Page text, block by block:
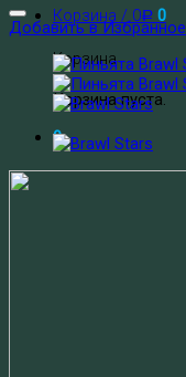
Корзина /0Р 0
Корзина
Корзина пуста.
0
Добавить в Избранное